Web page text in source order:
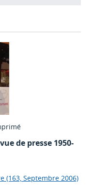
de presse 1950-
(163, Septembre 2006)